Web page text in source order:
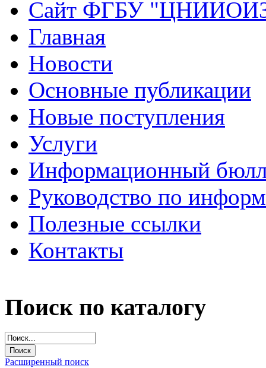
Сайт ФГБУ
Главная
Новости
Основные публикации
Новые поступления
Услуги
Информационный
Руководство по
Полезные ссылки
Контакты
Поиск по каталогу
Расширенный поиск